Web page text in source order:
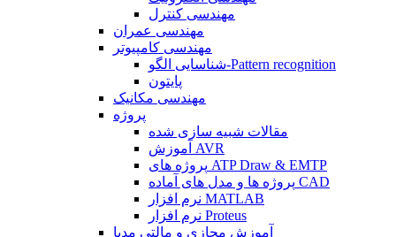
مهندسی کنترل
مهندسی عمران
مهندسی کامپیوتر
شناسایی الگو-Pattern recognition
پایتون
مهندسی مکانیک
پروژه
مقالات شبیه سازی شده
آموزش AVR
پروژه های ATP Draw & EMTP
پروژه ها و مدل های آماده CAD
نرم افزار MATLAB
نرم افزار Proteus
آموزش مجازی و مالتی مدیا